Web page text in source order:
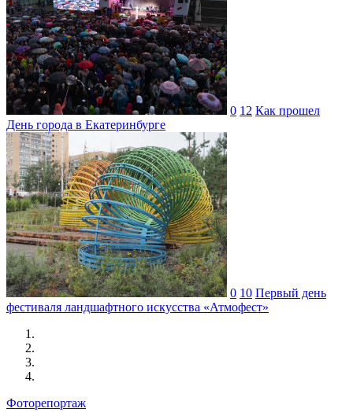
0 12 Как прошел
День города в Екатеринбурге
0 10 Первый день
фестиваля ландшафтного искусства «Атмофест»
Фоторепортаж